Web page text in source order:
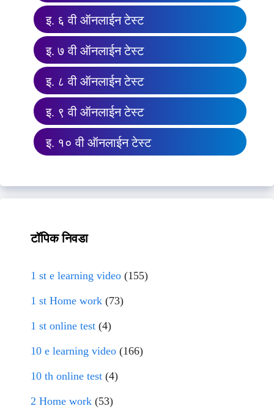
इ. ६ वी ऑनलाईन टेस्ट
इ. ७ वी ऑनलाईन टेस्ट
इ. ८ वी ऑनलाईन टेस्ट
इ. ९ वी ऑनलाईन टेस्ट
इ. १० वी ऑनलाईन टेस्ट
टॉपिक निवडा
1 st e learning video (155)
1 st Home work (73)
1 st online test (4)
10 e learning video (166)
10 th online test (4)
2 Home work (53)